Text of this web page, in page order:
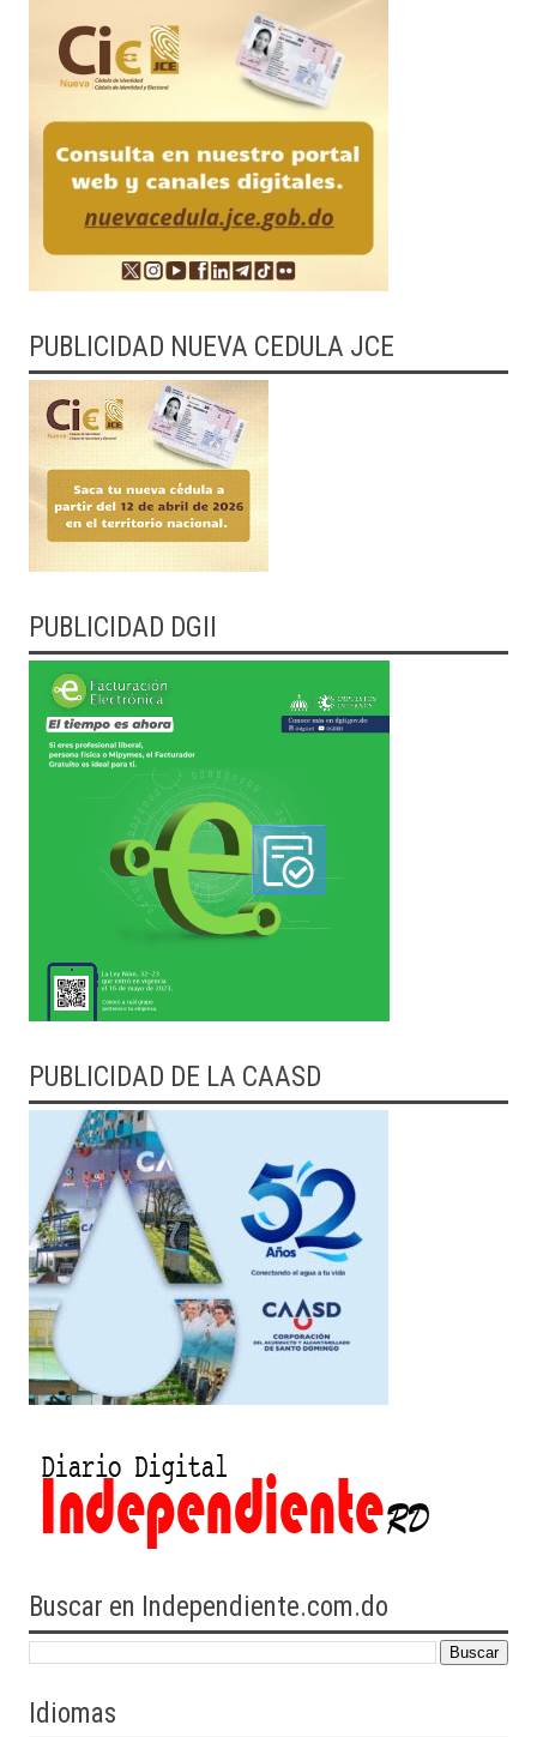
PUBLICIDAD NUEVA CEDULA JCE
PUBLICIDAD DGII
PUBLICIDAD DE LA CAASD
Buscar en Independiente.com.do
Idiomas